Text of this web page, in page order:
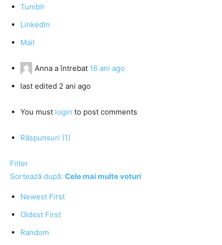
Tumblr
LinkedIn
Mail
Anna a întrebat 16 ani ago
last edited 2 ani ago
You must login to post comments
Răspunsuri (1)
Filter
Sortează după: Cele mai multe voturi
Newest First
Oldest First
Random